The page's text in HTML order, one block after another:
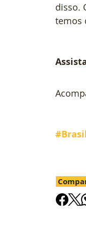
disso.
temos
#Brasil